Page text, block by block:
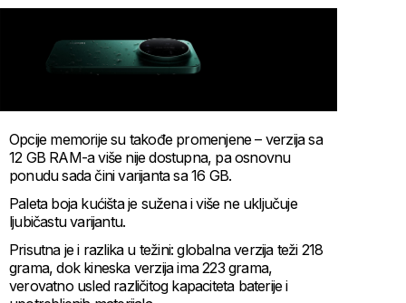
Opcije memorije su takođe promenjene – verzija sa
12 GB RAM-a više nije dostupna, pa osnovnu
ponudu sada čini varijanta sa 16 GB.
Paleta boja kućišta je sužena i više ne uključuje
ljubičastu varijantu.
Prisutna je i razlika u težini: globalna verzija teži 218
grama, dok kineska verzija ima 223 grama,
verovatno usled različitog kapaciteta baterije i